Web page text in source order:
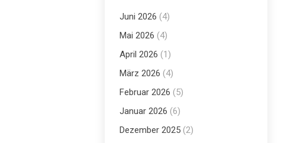
Juni 2026 (4)
Mai 2026 (4)
April 2026 (1)
März 2026 (4)
Februar 2026 (5)
Januar 2026 (6)
Dezember 2025 (2)